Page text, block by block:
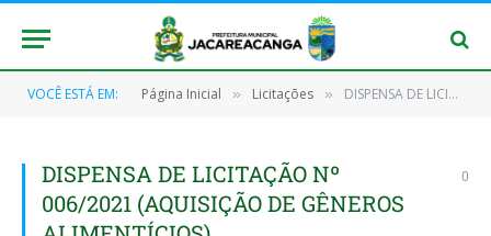
VOCÊ ESTÁ EM: Página Inicial » Licitações » DISPENSA DE LICITAÇÃO Nº 006/2021 (AQUISIÇÃO DE GÊNEROS ALIMENTÍCIOS)
DISPENSA DE LICITAÇÃO Nº
006/2021 (AQUISIÇÃO DE GÊNEROS
0